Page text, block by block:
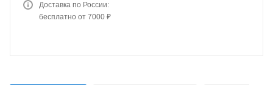
Доставка по России:
бесплатно от 7000 ₽